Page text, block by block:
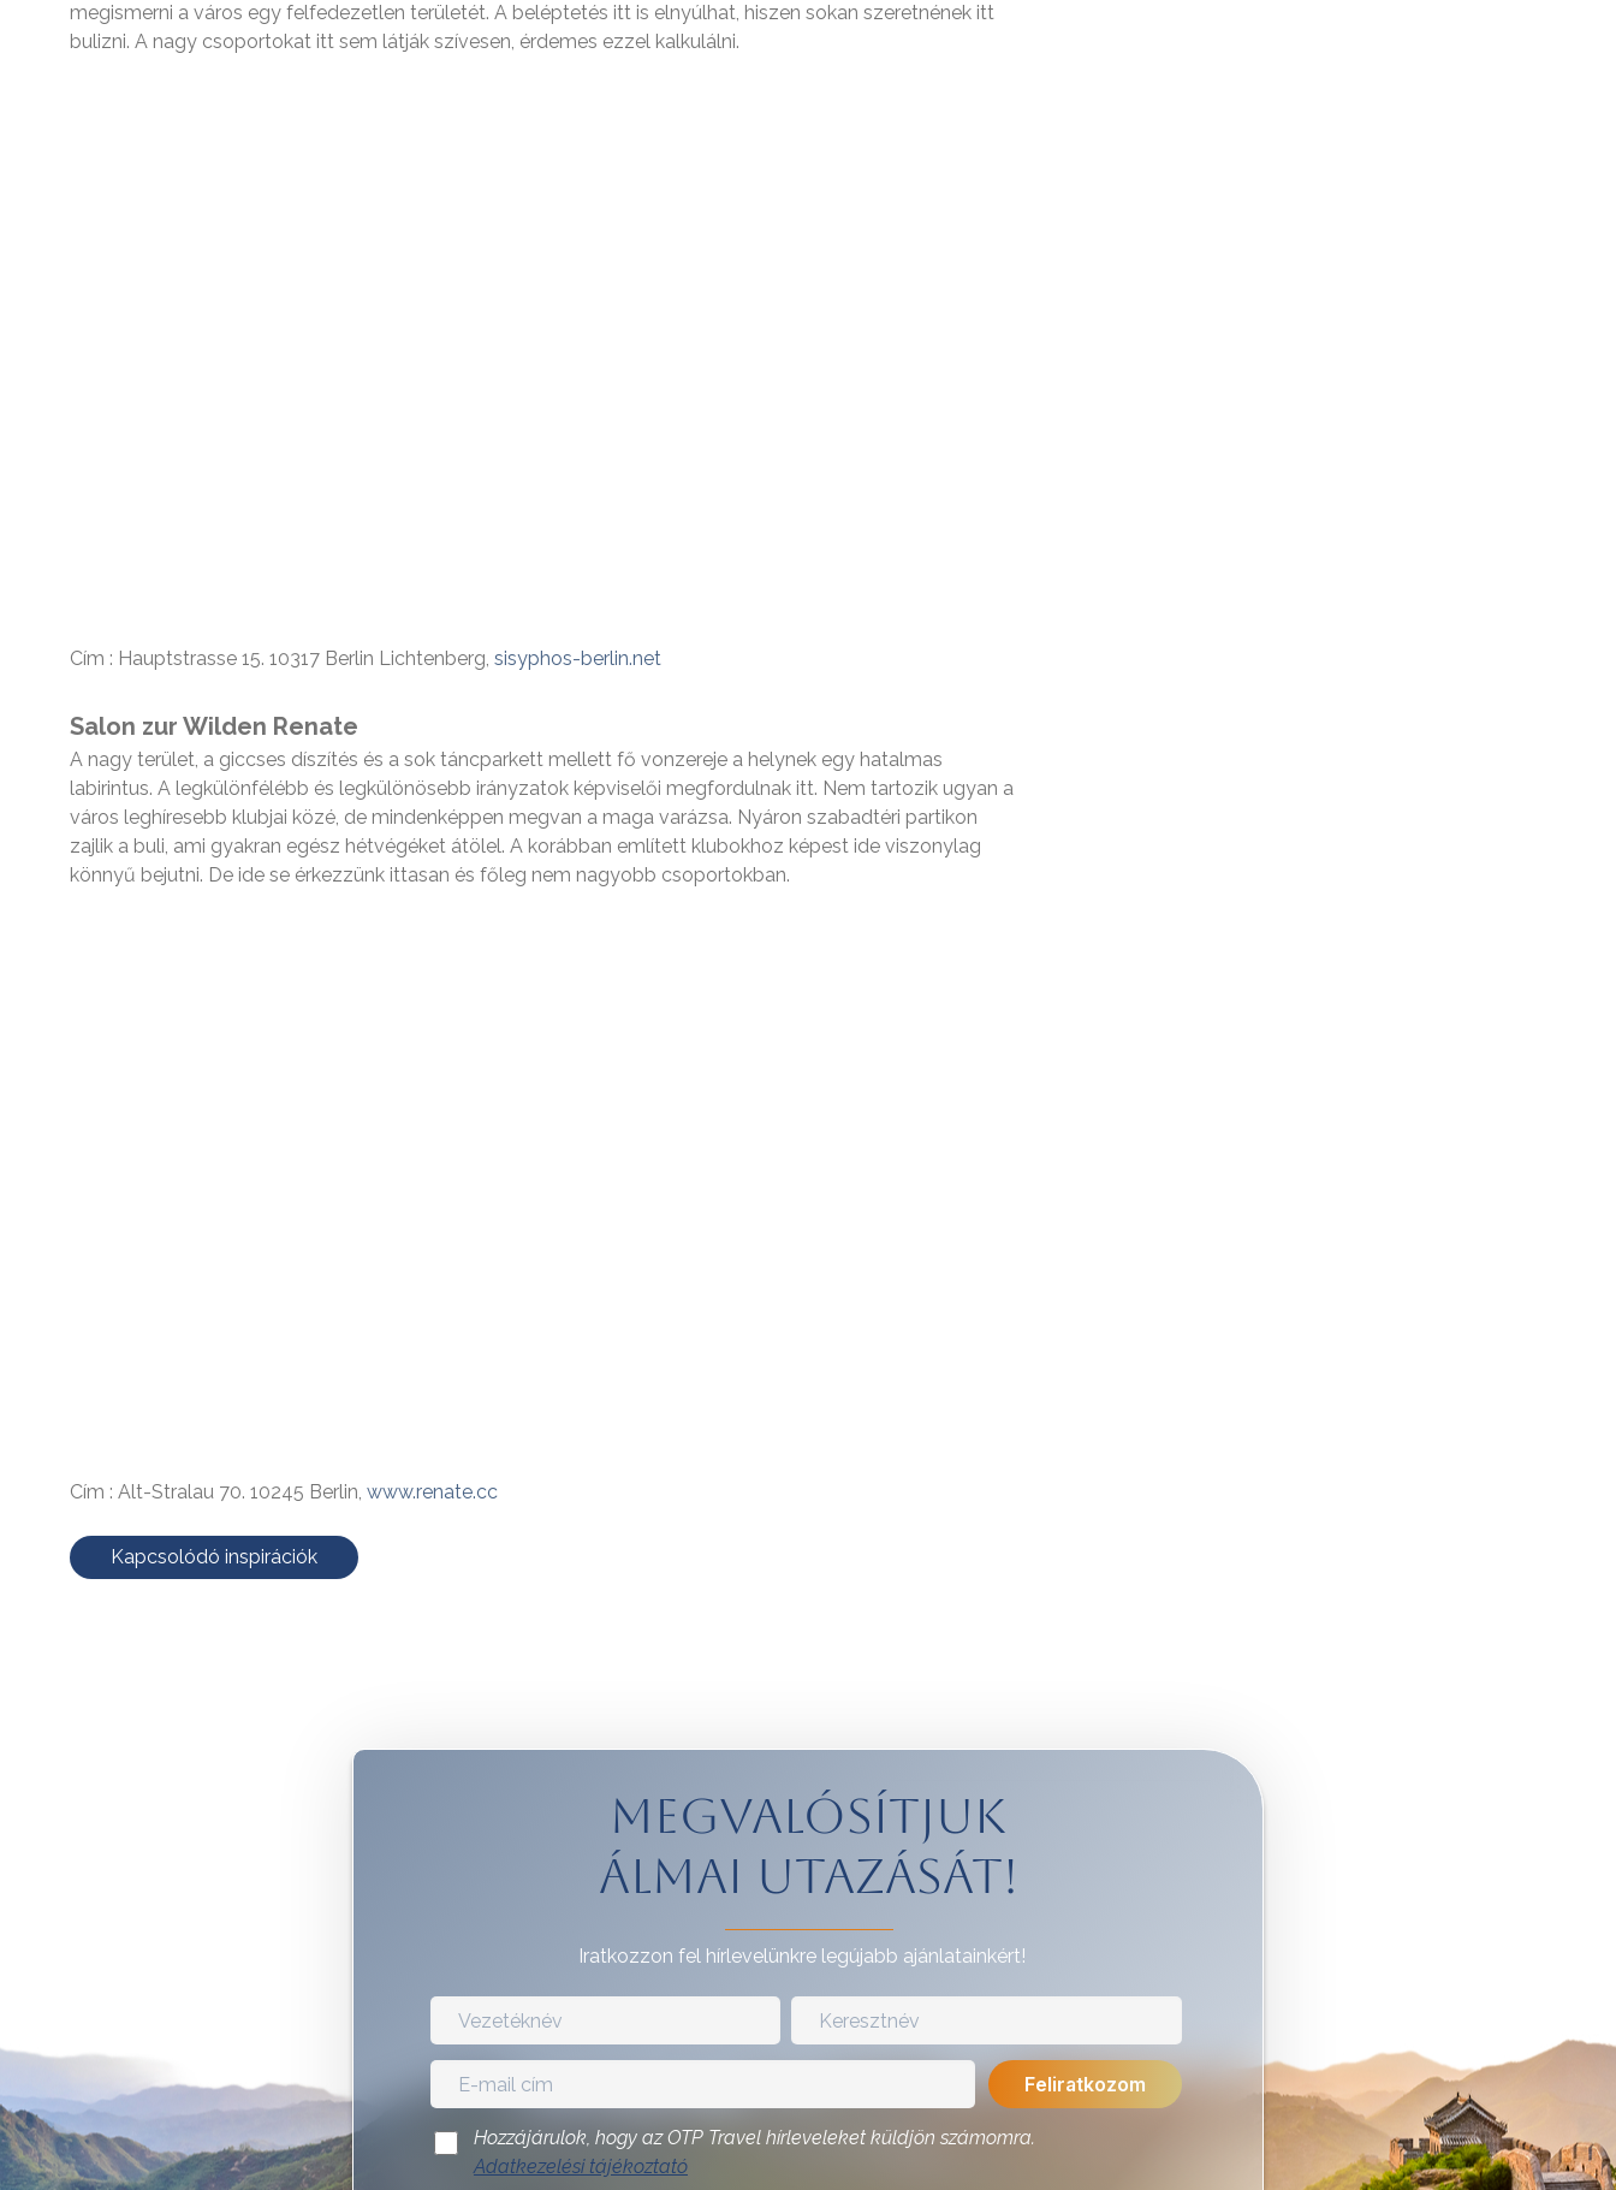
megismerni a város egy felfedezetlen területét. A beléptetés itt is elnyúlhat, hiszen sokan szeretnének itt
bulizni. A nagy csoportokat itt sem látják szívesen, érdemes ezzel kalkulálni.
Cím : Hauptstrasse 15. 10317 Berlin Lichtenberg, sisyphos-berlin.net
Salon zur Wilden Renate
A nagy terület, a giccses díszítés és a sok táncparkett mellett fő vonzereje a helynek egy hatalmas
labirintus. A legkülönfélébb és legkülönösebb irányzatok képviselői megfordulnak itt. Nem tartozik ugyan a
város leghíresebb klubjai közé, de mindenképpen megvan a maga varázsa. Nyáron szabadtéri partikon
zajlik a buli, ami gyakran egész hétvégéket átölel. A korábban említett klubokhoz képest ide viszonylag
könnyű bejutni. De ide se érkezzünk ittasan és főleg nem nagyobb csoportokban.
Cím : Alt-Stralau 70. 10245 Berlin, www.renate.cc
Kapcsolódó inspirációk
Megvalósítjuk
álmai utazását!
Iratkozzon fel hírlevelünkre legújabb ajánlatainkért!
Hozzájárulok, hogy az OTP Travel hírleveleket küldjön számomra.
Adatkezelési tájékoztató